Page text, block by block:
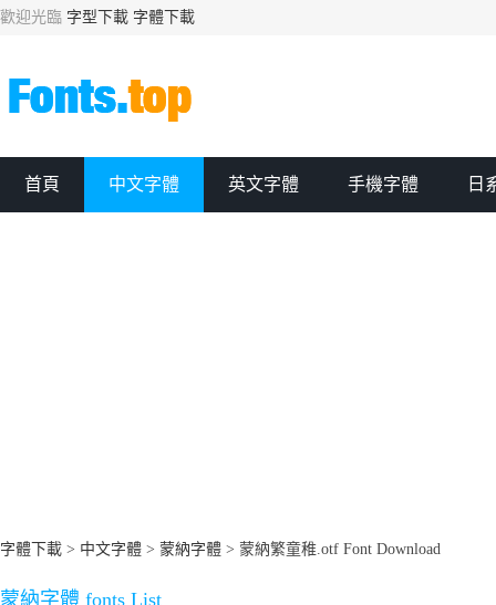
歡迎光臨 字型下載 字體下載
首頁 中文字體 英文字體 手機字體 日
字體下載 > 中文字體 > 蒙納字體 > 蒙納繁童稚.otf Font Download
蒙納字體 fonts List